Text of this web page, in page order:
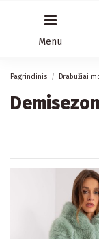
Menu
Pagrindinis Drabužiai